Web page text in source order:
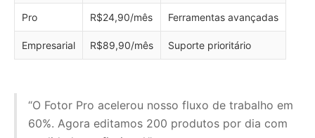
Pro R$24,90/mês Ferramentas avançadas
Empresarial R$89,90/mês Suporte prioritário
“O Fotor Pro acelerou nosso fluxo de trabalho em
60%. Agora editamos 200 produtos por dia com